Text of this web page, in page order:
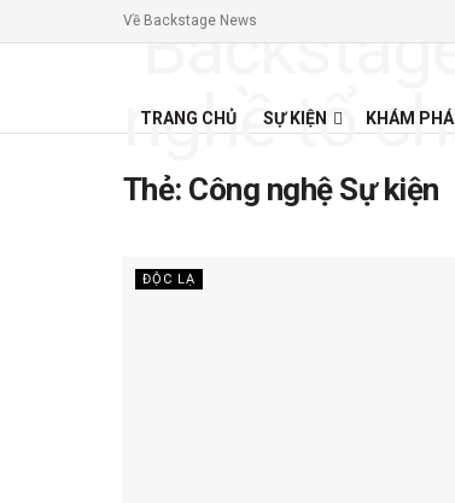
Về Backstage News
TRANG CHỦ SỰ KIỆN KHÁM PHÁ
Thẻ: Công nghệ Sự kiện
ĐỘC LẠ